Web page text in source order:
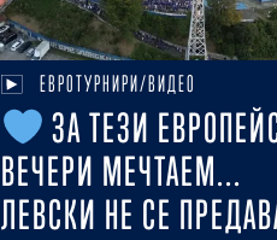
ЕВРОТУРНИРИ/ВИДЕО
ЗА ТЕЗИ
ВЕЧЕРИ МЕЧТАЕМ...
ЛЕВСКИ НЕ СЕ